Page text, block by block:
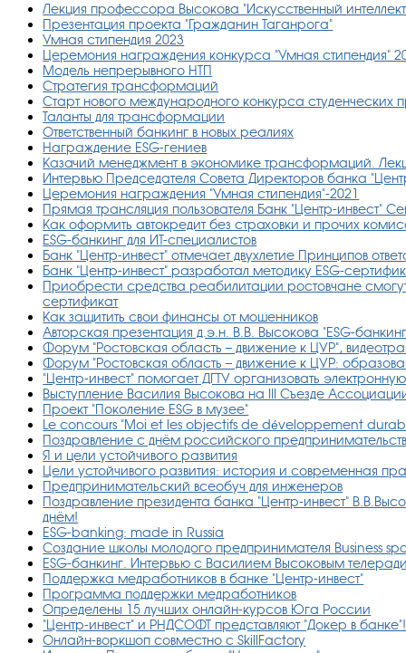
Лекция профессора Высокова "Искусственный
Презентация проекта "Гражданин Таганрога"
Умная стипендия 2023
Церемония награждения конкурса "Умная стипендия"
Модель непрерывного НТП
Стратегия трансформаций
Старт нового международного конкурса студенческих
Таланты для трансформации
Ответственный банкинг в новых реалиях
Награждение ESG-гениев
Казачий менеджмент в экономике трансформаций.
Интервью Председателя Совета Директоров банка
Церемония награждения "Умная стипендия"-2021
Прямая трансляция пользователя Банк "Центр-инвест"
Как оформить автокредит без страховки и прочих
ESG-банкинг для ИТ-специалистов
Банк "Центр-инвест" отмечает двухлетие Принципов
Банк "Центр-инвест" разработал методику ESG-
Приобрести средства реабилитации ростовчане
сертификат
Как защитить свои финансы от мошенников
Авторская презентация д.э.н. В.В. Высокова "ESG-
Форум "Ростовская область – движение к ЦУР",
Форум "Ростовская область – движение к ЦУР:
"Центр-инвест" помогает ДГТУ организовать
Выступление Василия Высокова на III Съезде
Проект "Поколение ESG в музее"
Le concours "Moi et les objectifs de développement
Поздравление с днём российского
Я и цели устойчивого развития
Цели устойчивого развития: история и современная
Предпринимательский всеобуч для инженеров
Поздравление президента банка "Центр-инвест"
днём!
ESG-banking: made in Russia
Создание школы молодого предпринимателя Business
ESG-банкинг. Интервью с Василием Высоковым
Поддержка медработников в банке "Центр-инвест"
Программа поддержки медработников
Определены 15 лучших онлайн-курсов Юга России
"Центр-инвест" и РНДСОФТ представляют "Докер в банке"!
Онлайн-воркшоп совместно с SkillFactory